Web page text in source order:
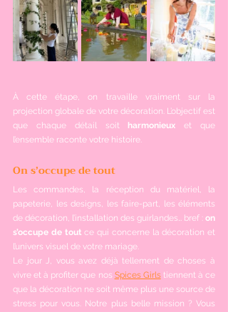
À cette étape, on travaille vraiment sur la
projection globale de votre décoration. L’objectif est
que chaque détail soit
harmonieux et que
l’ensemble raconte votre histoire.
On s’occupe de tout
Les commandes, la réception du matériel, la
papeterie, les designs, les faire-part, les éléments
de décoration, l’installation des guirlandes… bref : on
s’occupe de tout ce qui concerne la décoration et
l’univers visuel de votre mariage.
Le jour J, vous avez déjà tellement de choses à
vivre et à profiter que nos Spices Girls tiennent à ce
que la décoration ne soit même plus une source de
stress pour vous. Notre plus belle mission ? Vous